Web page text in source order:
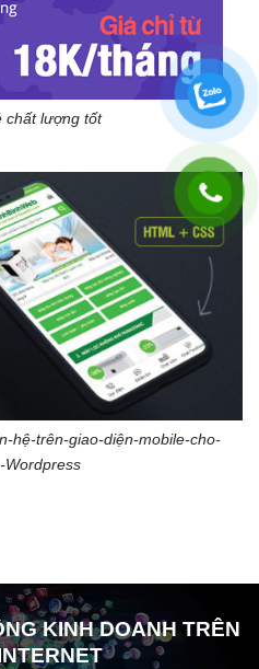
chất lượng tốt
hệ-trên-giao-diện-mobile-cho-
Wordpress
KINH DOANH TRÊN